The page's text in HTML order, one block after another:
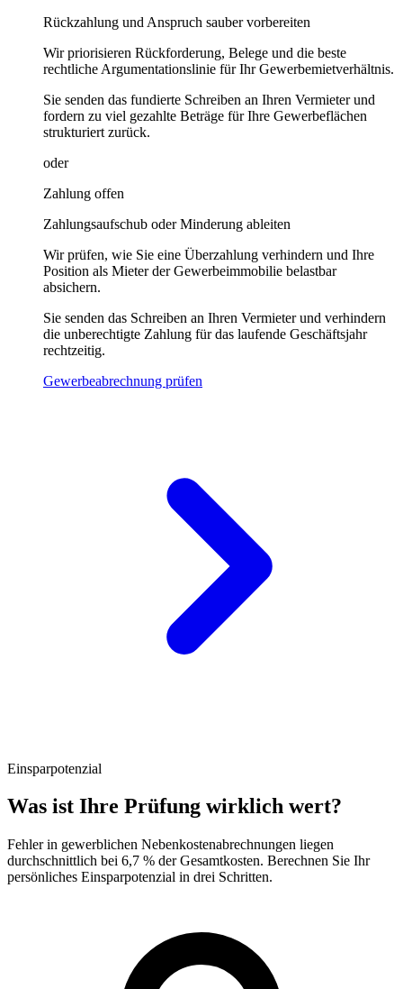
Rückzahlung und Anspruch sauber vorbereiten
Wir priorisieren Rückforderung, Belege und die beste
rechtliche Argumentationslinie für Ihr Gewerbemietverhältnis.
Sie senden das fundierte Schreiben an Ihren Vermieter und
fordern zu viel gezahlte Beträge für Ihre Gewerbeflächen
strukturiert zurück.
oder
Zahlung offen
Zahlungsaufschub oder Minderung ableiten
Wir prüfen, wie Sie eine Überzahlung verhindern und Ihre
Position als Mieter der Gewerbeimmobilie belastbar
absichern.
Sie senden das Schreiben an Ihren Vermieter und verhindern
die unberechtigte Zahlung für das laufende Geschäftsjahr
rechtzeitig.
Gewerbeabrechnung prüfen
Einsparpotenzial
Was ist Ihre Prüfung wirklich wert?
Fehler in gewerblichen Nebenkostenabrechnungen liegen
durchschnittlich bei 6,7 % der Gesamtkosten. Berechnen Sie Ihr
persönliches Einsparpotenzial in drei Schritten.